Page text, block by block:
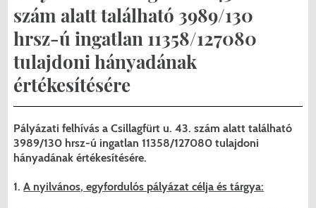
Pécel Város Önkormányzata ASP
Központhoz való csatlakozása
Péceli Polgármesteri Hivatal energetikai
korszerűsítése
Komplex csapadékvíz-elvezetés
korszerűsítése Pécelen II. ütem
Menzakártya/Applikáció
Kedvezmények/Diéta/Allergia
Nyomtatványok
Étkezési térítési díjak
Kapcsolat
2025/2026. tanév
szám alatt található 3989/130
hrsz-ú ingatlan 11358/127080
tulajdoni hányadának
értékesítésére
Pályázati felhívás a Csillagfürt u. 43. szám alatt található
3989/130 hrsz-ú ingatlan 11358/127080 tulajdoni
hányadának értékesítésére.
1.A nyilvános, egyfordulós pályázat célja és tárgya: